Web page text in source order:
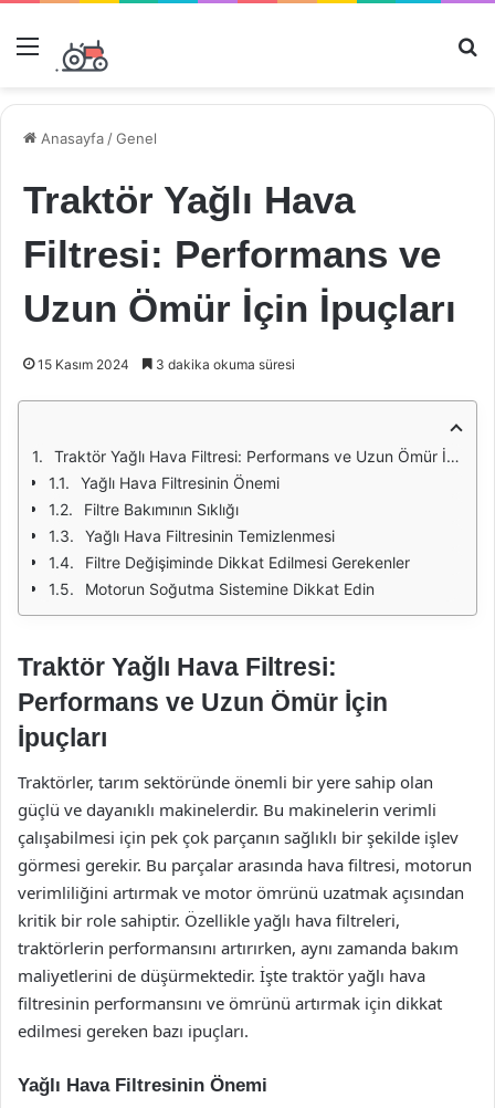
Menü
Anasayfa /Genel
Traktör Yağlı Hava
Filtresi: Performans ve
Uzun Ömür İçin İpuçları
15 Kasım 2024 3 dakika okuma süresi
Traktör Yağlı Hava Filtresi: Performans ve Uzun Ömür İçin İpuçları
Yağlı Hava Filtresinin Önemi
Filtre Bakımının Sıklığı
Yağlı Hava Filtresinin Temizlenmesi
Filtre Değişiminde Dikkat Edilmesi Gerekenler
Motorun Soğutma Sistemine Dikkat Edin
Traktör Yağlı Hava Filtresi:
Performans ve Uzun Ömür İçin
İpuçları
Traktörler, tarım sektöründe önemli bir yere sahip olan
güçlü ve dayanıklı makinelerdir. Bu makinelerin verimli
çalışabilmesi için pek çok parçanın sağlıklı bir şekilde işlev
görmesi gerekir. Bu parçalar arasında hava filtresi, motorun
verimliliğini artırmak ve motor ömrünü uzatmak açısından
kritik bir role sahiptir. Özellikle yağlı hava filtreleri,
traktörlerin performansını artırırken, aynı zamanda bakım
maliyetlerini de düşürmektedir. İşte traktör yağlı hava
filtresinin performansını ve ömrünü artırmak için dikkat
edilmesi gereken bazı ipuçları.
Yağlı Hava Filtresinin Önemi